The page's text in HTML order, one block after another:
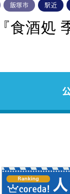
飯塚市 駅近
食酒処